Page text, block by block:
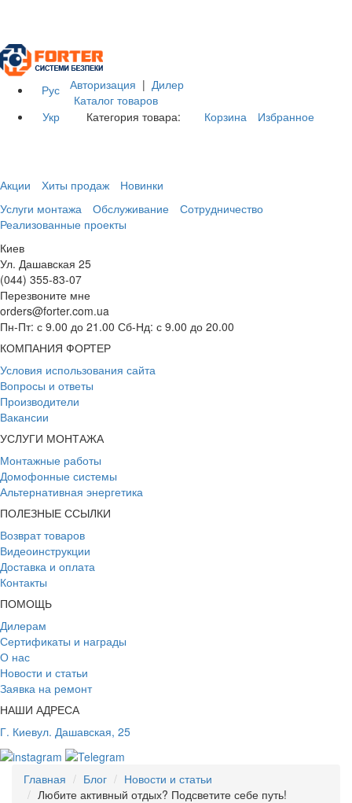
Рус
Укр
Авторизация | Дилер
Каталог товаров
Категория товара:
Корзина Избранное
Акции Хиты продаж
Новинки
Услуги монтажа
Обслуживание
Сотрудничество
Реализованные проекты
Киев
Ул. Дашавская 25
(044) 355-83-07
Перезвоните мне
orders@forter.com.ua
Пн-Пт: с 9.00 до 21.00 Сб-Нд: с 9.00 до 20.00
КОМПАНИЯ ФОРТЕР
Условия использования сайта
Вопросы и ответы
Производители
Вакансии
УСЛУГИ МОНТАЖА
Монтажные работы
Домофонные системы
Альтернативная энергетика
ПОЛЕЗНЫЕ ССЫЛКИ
Возврат товаров
Видеоинструкции
Доставка и оплата
Контакты
ПОМОЩЬ
Дилерам
Сертификаты и награды
О нас
Новости и статьи
Заявка на ремонт
НАШИ АДРЕСА
Г. Киевул. Дашавская, 25
Главная Блог
Новости и статьи
Любите активный отдых? Подсветите себе путь!